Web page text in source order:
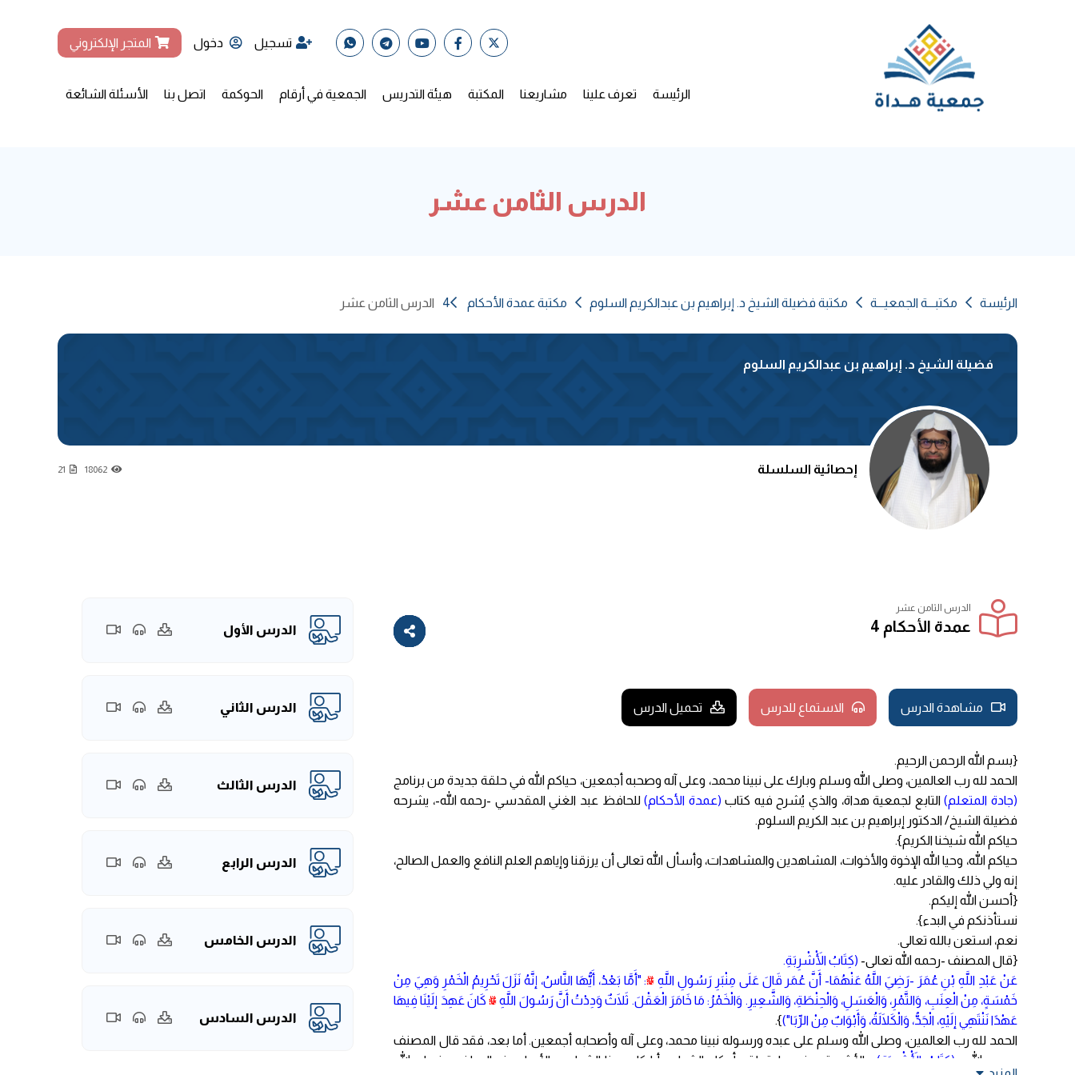
تسجيل دخول المتجر الإلكتروني
الرئيسة تعرف علينا مشاريعنا المكتبة هيئة التدريس الجمعية في أرقام الحوكمة اتصل بنا الأسئلة الشائعة
الدرس الثامن عشر
الرئيسة مكتبـــة الجمعيـــة مكتبة فضيلة الشيخ د. إبراهيم بن عبدالكريم السلوم مكتبة عمدة الأحكام 4 الدرس الثامن عشر
فضيلة الشيخ د. إبراهيم بن عبدالكريم السلوم
إحصائية السلسلة 18062
21
الدرس الثامن عشر
عمدة الأحكام 4
مشاهدة الدرس الاستماع للدرس تحميل الدرس
{بسم الله الرحمن الرحيم.
الحمد لله رب العالمين، وصلى الله وسلم وبارك على نبينا محمد، وعلى آله وصحبه أجمعين، حياكم الله في حلقة جديدة من برنامج
(جادة المتعلم)التابع لجمعية هداة، والذي يُشرح فيه كتاب (عمدة الأحكام)للحافظ عبد الغني المقدسي -رحمه الله-، يشرحه
فضيلة الشيخ/ الدكتور إبراهيم بن عبد الكريم السلوم.
حياكم الله شيخنا الكريم}.
حياكم الله، وحيا الله الإخوة والأخوات، المشاهدين والمشاهدات، وأسأل الله تعالى أن يرزقنا وإياهم العلم النافع والعمل الصالح،
إنه ولي ذلك والقادر عليه.
{أحسن الله إليكم.
نستأذنكم في البدء}.
نعم، استعن بالله تعالى.
{قال المصنف -رحمه الله تعالى- (كِتَابُ الْأَشْرِبَةِ.
عَنْ عَبْدِ اللَّهِ بْنِ عُمَرَ -رَضِيَ اللَّهُ عَنْهُمَا- أَنَّ عُمَر قَالَ عَلَى مِنْبَرِ رَسُولِ اللَّهِ ﷺ: "أَمَّا بَعْدُ، أَيُّهَا النَّاسُ، إنَّهُ نَزَلَ تَحْرِيمُ الْخَمْرِ وَهِيَ مِنْ
خَمْسَةٍ، مِنْ الْعِنَبِ، وَالتَّمْرِ، وَالْعَسَلِ، وَالْحِنْطَةِ، وَالشَّعِيرِ. وَالْخَمْرُ: مَا خَامَرَ الْعَقْلَ. ثَلَاثٌ وَدِدْتُ أَنَّ رَسُولَ اللَّهِﷺ كَانَ عَهِدَ إلَيْنَا فِيهَا
عَهْدًا نَنْتَهِي إلَيْهِ، الْجَدُّ، وَالْكَلَالَةُ، وَأَبْوَابٌ مِنْ الرِّبَا")}.
الحمد لله رب العالمين، وصلى الله وسلم على عبده ورسوله نبينا محمد، وعلى آله وأصحابه أجمعين. أما بعد، فقد قال المصنف
-رحمه الله-: (كِتَابُ الْأَشْرِبَةِ) ، والأشربة يعني: ما يتعلق بأحكام الشراب، أيا كان هذا الشراب، والأصل عند السلف -رضوان الله
الدرس الأول
الدرس الثاني
الدرس الثالث
الدرس الرابع
الدرس الخامس
الدرس السادس